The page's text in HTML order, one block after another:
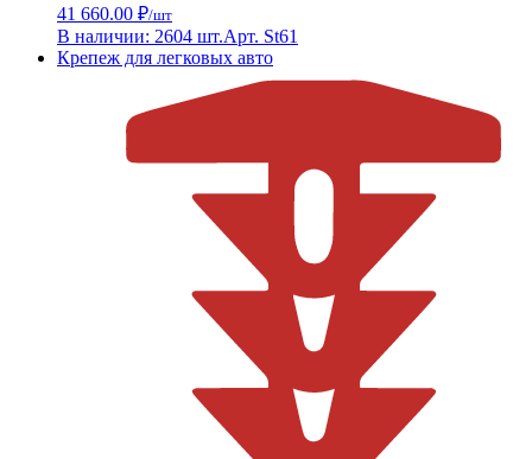
41 660.00 ₽/шт
В наличии: 2604 шт.Арт. St61
Крепеж для легковых авто